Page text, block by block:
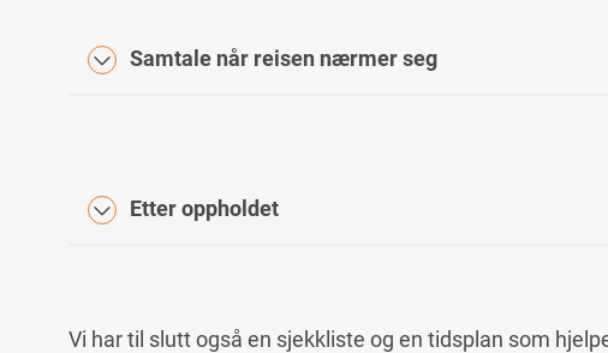
Samtale når reisen nærmer seg
Etter oppholdet
Vi har til slutt også en sjekkliste og en tidsplan som